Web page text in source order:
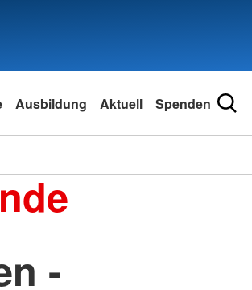
Ausbildung Aktuell Spenden
-